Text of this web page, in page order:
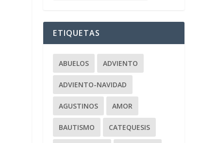
ETIQUETAS
ABUELOS ADVIENTO
ADVIENTO-NAVIDAD
AGUSTINOS AMOR
BAUTISMO CATEQUESIS